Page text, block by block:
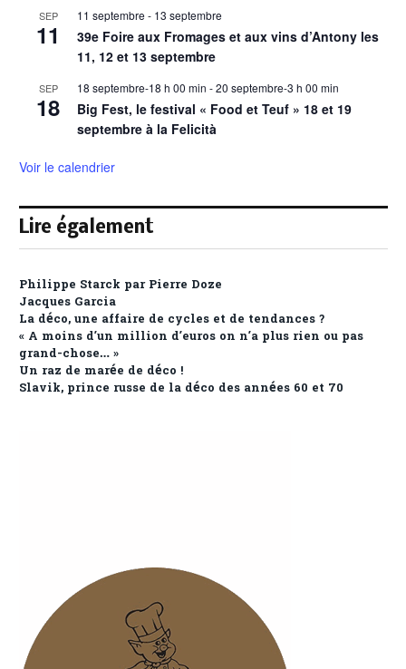
SEP
11
11 septembre - 13 septembre
39e Foire aux Fromages et aux vins d’Antony les
11, 12 et 13 septembre
SEP
18
18 septembre-18 h 00 min -20 septembre-3 h 00 min
Big Fest, le festival « Food et Teuf » 18 et 19
septembre à la Felicità
Voir le calendrier
Lire également
Philippe Starck par Pierre Doze
Jacques Garcia
La déco, une affaire de cycles et de tendances ?
« A moins d’un million d’euros on n’a plus rien ou pas
grand-chose… »
Un raz de marée de déco !
Slavik, prince russe de la déco des années 60 et 70